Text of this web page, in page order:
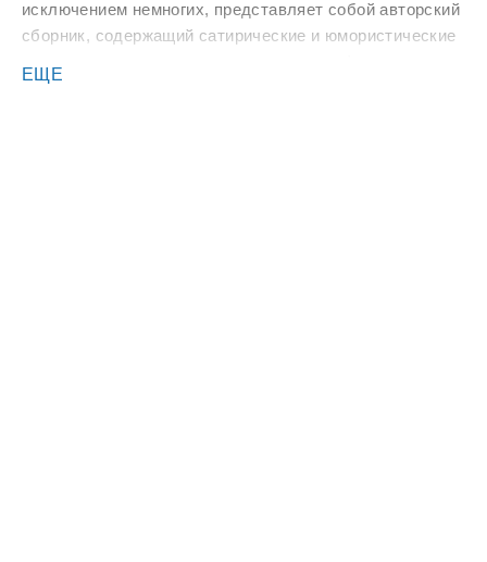
исключением немногих, представляет собой авторский
сборник, содержащий сатирические и юмористические
ЕЩЕ